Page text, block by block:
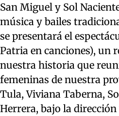
San Miguel y Sol
música y bailes
se presentará el
Patria en canciones), un
nuestra historia que
femeninas de nuestra
Tula, Viviana Taberna,
Herrera, bajo la